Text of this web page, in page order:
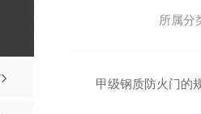
所属
甲级钢质防火门的